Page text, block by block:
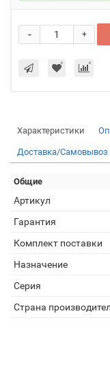
+
-
Характеристики
Доставка/Самовывоз
Общие
Артикул
Гарантия
Комплект поставки
Назначение
Серия
Страна